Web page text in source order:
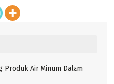
Produk Air Minum Dalam